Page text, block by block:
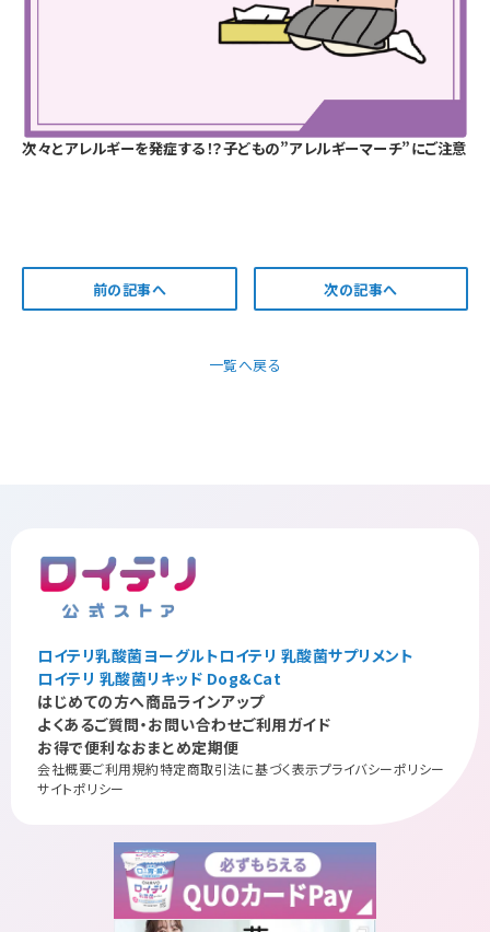
次々とアレルギーを発症する！？子どもの”アレルギーマーチ”にご注意
前の記事へ
一覧へ戻る
次の記事へ
ロイテリ乳酸菌ヨーグルトロイテリ 乳酸菌サプリメント
ロイテリ 乳酸菌リキッド Dog&Cat
はじめての方へ商品ラインアップ
よくあるご質問・お問い合わせご利用ガイド
お得で便利なおまとめ定期便
会社概要ご利用規約特定商取引法に基づく表示プライバシーポリシー
サイトポリシー